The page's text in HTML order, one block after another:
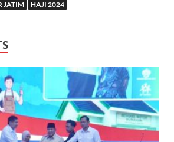
JATIM HAJI 2024